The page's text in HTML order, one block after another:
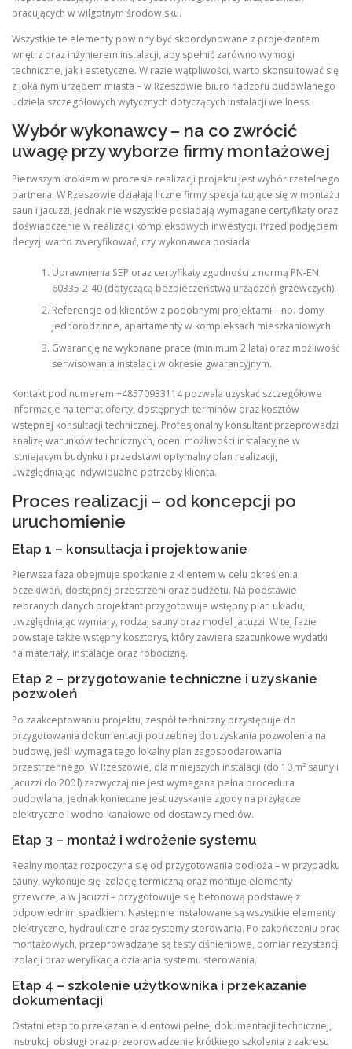
pracujących w wilgotnym środowisku.
Wszystkie te elementy powinny być skoordynowane z projektantem
wnętrz oraz inżynierem instalacji, aby spełnić zarówno wymogi
techniczne, jak i estetyczne. W razie wątpliwości, warto skonsultować się
z lokalnym urzędem miasta – w Rzeszowie biuro nadzoru budowlanego
udziela szczegółowych wytycznych dotyczących instalacji wellness.
Wybór wykonawcy – na co zwrócić
uwagę przy wyborze firmy montażowej
Pierwszym krokiem w procesie realizacji projektu jest wybór rzetelnego
partnera. W Rzeszowie działają liczne firmy specjalizujące się w montażu
saun i jacuzzi, jednak nie wszystkie posiadają wymagane certyfikaty oraz
doświadczenie w realizacji kompleksowych inwestycji. Przed podjęciem
decyzji warto zweryfikować, czy wykonawca posiada:
Uprawnienia SEP oraz certyfikaty zgodności z normą PN‑EN
60335‑2‑40 (dotyczącą bezpieczeństwa urządzeń grzewczych).
Referencje od klientów z podobnymi projektami – np. domy
jednorodzinne, apartamenty w kompleksach mieszkaniowych.
Gwarancję na wykonane prace (minimum 2 lata) oraz możliwość
serwisowania instalacji w okresie gwarancyjnym.
Kontakt pod numerem +48570933114 pozwala uzyskać szczegółowe
informacje na temat oferty, dostępnych terminów oraz kosztów
wstępnej konsultacji technicznej. Profesjonalny konsultant przeprowadzi
analizę warunków technicznych, oceni możliwości instalacyjne w
istniejącym budynku i przedstawi optymalny plan realizacji,
uwzględniając indywidualne potrzeby klienta.
Proces realizacji – od koncepcji po
uruchomienie
Etap 1 – konsultacja i projektowanie
Pierwsza faza obejmuje spotkanie z klientem w celu określenia
oczekiwań, dostępnej przestrzeni oraz budżetu. Na podstawie
zebranych danych projektant przygotowuje wstępny plan układu,
uwzględniając wymiary, rodzaj sauny oraz model jacuzzi. W tej fazie
powstaje także wstępny kosztorys, który zawiera szacunkowe wydatki
na materiały, instalacje oraz robociznę.
Etap 2 – przygotowanie techniczne i uzyskanie
pozwoleń
Po zaakceptowaniu projektu, zespół techniczny przystępuje do
przygotowania dokumentacji potrzebnej do uzyskania pozwolenia na
budowę, jeśli wymaga tego lokalny plan zagospodarowania
przestrzennego. W Rzeszowie, dla mniejszych instalacji (do 10 m² sauny i
jacuzzi do 200 l) zazwyczaj nie jest wymagana pełna procedura
budowlana, jednak konieczne jest uzyskanie zgody na przyłącze
elektryczne i wodno‑kanałowe od dostawcy mediów.
Etap 3 – montaż i wdrożenie systemu
Realny montaż rozpoczyna się od przygotowania podłoża – w przypadku
sauny, wykonuje się izolację termiczną oraz montuje elementy
grzewcze, a w jacuzzi – przygotowuje się betonową podstawę z
odpowiednim spadkiem. Następnie instalowane są wszystkie elementy
elektryczne, hydrauliczne oraz systemy sterowania. Po zakończeniu prac
montażowych, przeprowadzane są testy ciśnieniowe, pomiar rezystancji
izolacji oraz weryfikacja działania systemu sterowania.
Etap 4 – szkolenie użytkownika i przekazanie
dokumentacji
Ostatni etap to przekazanie klientowi pełnej dokumentacji technicznej,
instrukcji obsługi oraz przeprowadzenie krótkiego szkolenia z zakresu